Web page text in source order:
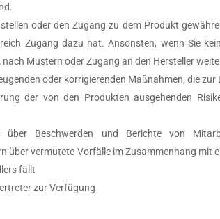
oder den Zugang zu dem Produkt
Zugang dazu hat. Ansonsten, wenn Sie
Mustern oder Zugang an den Hersteller
oder korrigierenden Maßnahmen, die zur
der von den Produkten ausgehenden
über Beschwerden und Berichte von
über vermutete Vorfälle im Zusammenhang mit
fällt
zur Verfügung